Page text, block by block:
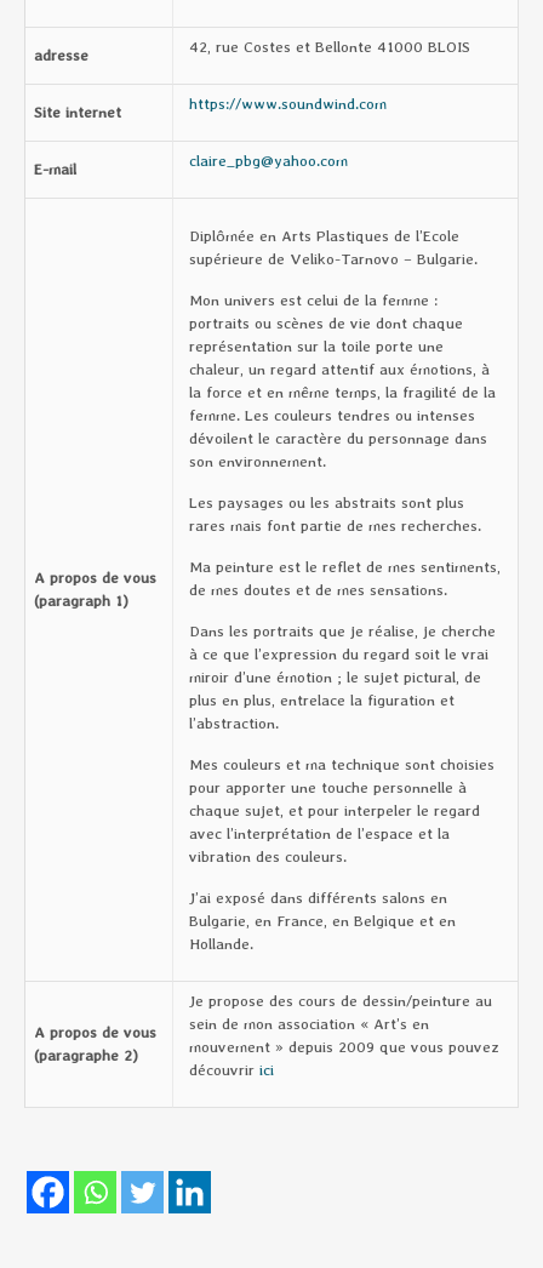
adresse 42, rue Costes et Bellonte 41000 BLOIS
Site internet https://www.soundwind.com
E-mail claire_pbg@yahoo.com
A propos de vous
(paragraph 1)
Diplômée en Arts Plastiques de l’Ecole
supérieure de Veliko-Tarnovo – Bulgarie.
Mon univers est celui de la femme :
portraits ou scènes de vie dont chaque
représentation sur la toile porte une
chaleur, un regard attentif aux émotions, à
la force et en même temps, la fragilité de la
femme. Les couleurs tendres ou intenses
dévoilent le caractère du personnage dans
son environnement.
Les paysages ou les abstraits sont plus
rares mais font partie de mes recherches.
Ma peinture est le reflet de mes sentiments,
de mes doutes et de mes sensations.
Dans les portraits que je réalise, je cherche
à ce que l’expression du regard soit le vrai
miroir d’une émotion ; le sujet pictural, de
plus en plus, entrelace la figuration et
l’abstraction.
Mes couleurs et ma technique sont choisies
pour apporter une touche personnelle à
chaque sujet, et pour interpeler le regard
avec l’interprétation de l’espace et la
vibration des couleurs.
J’ai exposé dans différents salons en
Bulgarie, en France, en Belgique et en
Hollande.
A propos de vous
(paragraphe 2)
Je propose des cours de dessin/peinture au
sein de mon association « Art’s en
mouvement » depuis 2009 que vous pouvez
découvrir ici